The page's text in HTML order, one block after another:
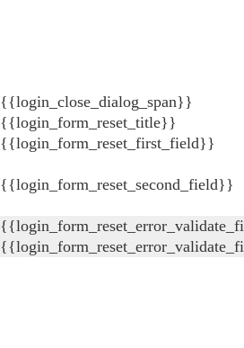
{{login_close_dialog_span}}
{{login_form_reset_title}}
{{login_form_reset_first_field}}
{{login_form_reset_second_field}}